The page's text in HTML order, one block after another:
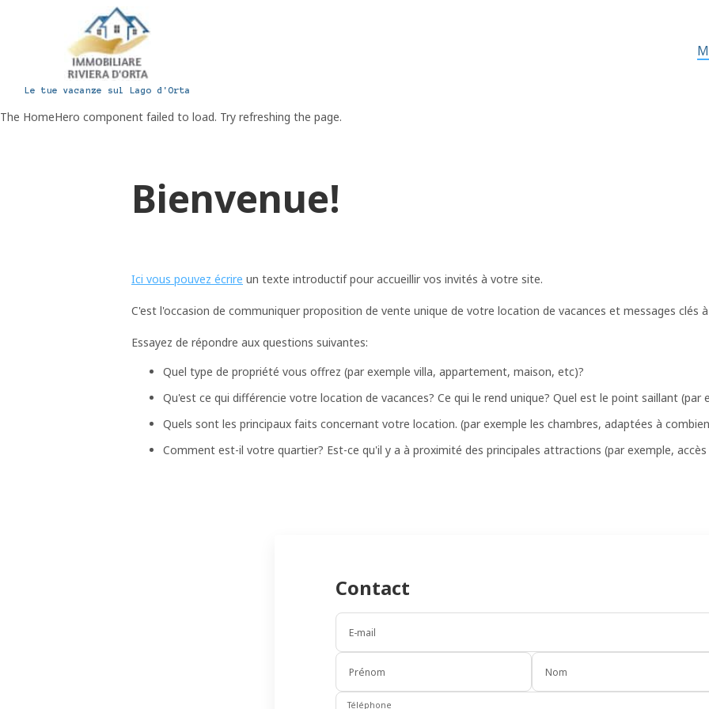
Le tue vacanze sul Lago d'Orta
The HomeHero component failed to load. Try refreshing the page.
Bienvenue!
Ici vous pouvez écrire un texte introductif pour accueillir vos invités à votre site.
C'est l'occasion de communiquer proposition de vente unique de votre location de vacances et messages clés
Essayez de répondre aux questions suivantes:
Quel type de propriété vous offrez (par exemple villa, appartement, maison, etc)?
Qu'est ce qui différencie votre location de vacances? Ce qui le rend unique? Quel est le point saillant
Quels sont les principaux faits concernant votre location. (par exemple les chambres, adaptées à
Comment est-il votre quartier? Est-ce qu'il y a à proximité des principales attractions (par exemple,
Contact
E-mail
Prénom Nom
Téléphone